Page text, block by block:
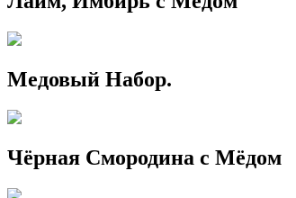
Медовый Набор.
Чёрная Смородина с Мёдом